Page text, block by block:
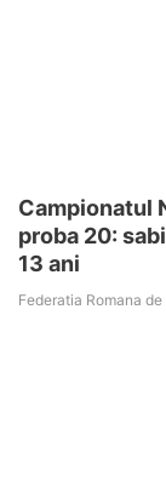
Campionatul
proba 20:
13 ani
Federatia Romana de